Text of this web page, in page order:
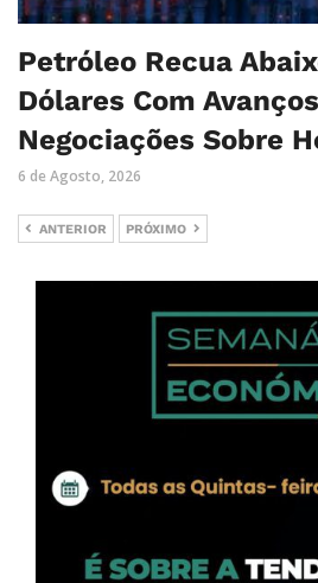
Petróleo Recua
Dólares Com
Negociações Sobre
6 de Agosto, 2026
ANTERIOR PRÓXIMO